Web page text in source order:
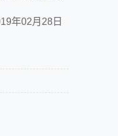
年02月28日